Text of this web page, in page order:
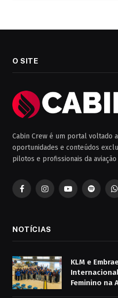
O SITE
Cabin Crew é um portal voltado
oportunidades e conteúdos
pilotos e profissionais da aviação
FacebookInstagramYouTubeSpotify
NOTÍCIAS
KLM e
Feminino na